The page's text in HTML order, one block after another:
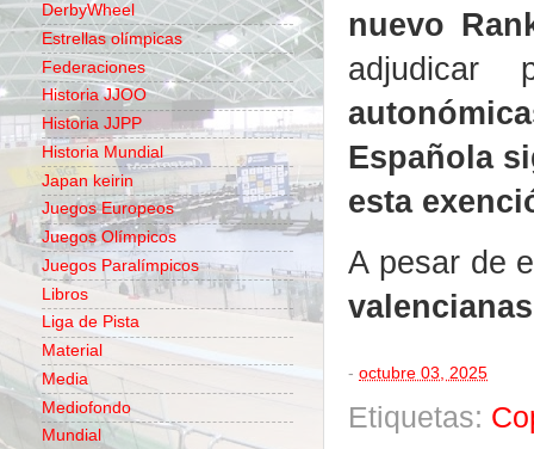
nuevo
Española
esta
A pesar de
- octubre 03, 2025
Etiquetas:
DerbyWheel
Estrellas olímpicas
Federaciones
Historia JJOO
Historia JJPP
Historia Mundial
Japan keirin
Juegos Europeos
Juegos Olímpicos
Juegos Paralímpicos
Libros
Liga de Pista
Material
Media
Mediofondo
Mundial